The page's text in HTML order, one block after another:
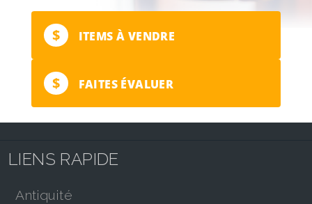
$ ITEMS À VENDRE
$ FAITES ÉVALUER
LIENS RAPIDE
antiquité